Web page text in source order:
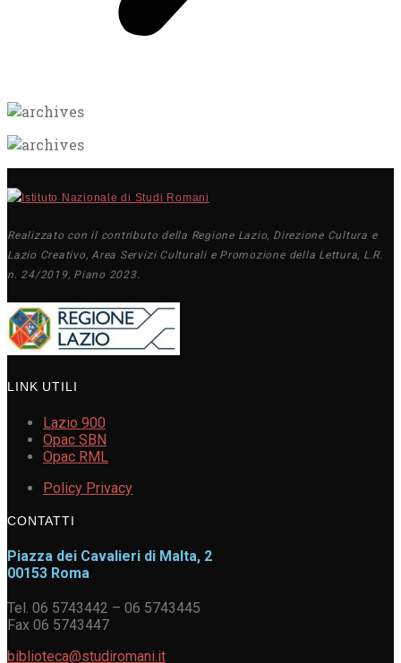
Realizzato con il contributo della Regione Lazio, Direzione Cultura e
Lazio Creativo, Area Servizi Culturali e Promozione della Lettura, L.R.
n. 24/2019, Piano 2023.
LINK UTILI
Lazio 900
Opac SBN
Opac RML
Policy Privacy
CONTATTI
Piazza dei Cavalieri di Malta, 2
00153 Roma
Tel. 06 5743442 – 06 5743445
Fax 06 5743447
biblioteca@studiromani.it